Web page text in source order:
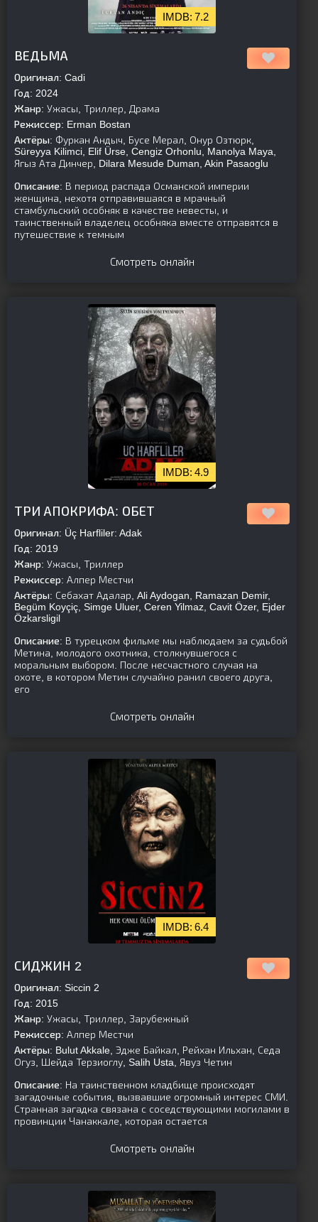
7.2
ВЕДЬМА
Оригинал: Cadi
Год: 2024
Жанр: Ужасы, Триллер, Драма
Режиссер: Erman Bostan
Актёры: Фуркан Андыч, Бусе Мерал, Онур Озтюрк,
Süreyya Kilimci, Elif Ürse, Cengiz Orhonlu, Manolya Maya,
Ягыз Ата Динчер, Dilara Mesude Duman, Akin Pasaoglu
Описание: В период распада Османской империи
женщина, нехотя отправившаяся в мрачный
стамбульский особняк в качестве невесты, и
таинственный владелец особняка вместе отправятся в
путешествие к темным
Смотреть онлайн
4.9
ТРИ АПОКРИФА: ОБЕТ
Оригинал: Üç Harfliler: Adak
Год: 2019
Жанр: Ужасы, Триллер
Режиссер: Алпер Местчи
Актёры: Себахат Адалар, Ali Aydogan, Ramazan Demir,
Begüm Koyçiç, Simge Uluer, Ceren Yilmaz, Cavit Özer, Ejder
Özkarsligil
Описание: В турецком фильме мы наблюдаем за судьбой
Метина, молодого охотника, столкнувшегося с
моральным выбором. После несчастного случая на
охоте, в котором Метин случайно ранил своего друга,
его
Смотреть онлайн
6.4
СИДЖИН 2
Оригинал: Siccin 2
Год: 2015
Жанр: Ужасы, Триллер, Зарубежный
Режиссер: Алпер Местчи
Актёры: Bulut Akkale, Эдже Байкал, Рейхан Ильхан, Седа
Огуз, Шейда Терзиоглу, Salih Usta, Явуз Четин
Описание: На таинственном кладбище происходят
загадочные события, вызвавшие огромный интерес СМИ.
Странная загадка связана с соседствующими могилами в
провинции Чанаккале, которая остается
Смотреть онлайн